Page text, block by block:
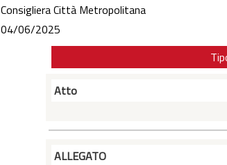
Consigliera Città Metropolitana
04/06/2025
Atto
ALLEGATO